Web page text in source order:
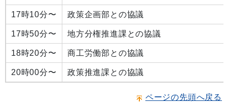
17時10分〜 政策企画部との協議
17時50分〜 地方分権推進課との協議
18時20分〜 商工労働部との協議
20時00分〜 政策推進課との協議
ページの先頭へ戻る